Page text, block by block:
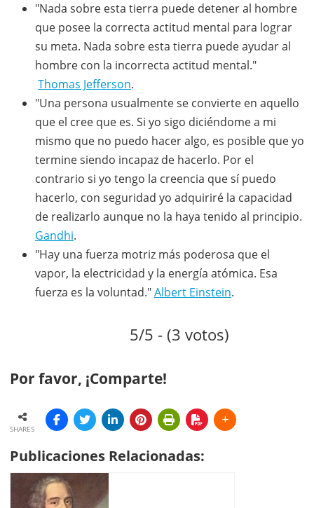
"Nada sobre esta tierra puede detener al hombre
que posee la correcta actitud mental para lograr
su meta. Nada sobre esta tierra puede ayudar al
hombre con la incorrecta actitud mental."
Thomas Jefferson.
"Una persona usualmente se convierte en aquello
que el cree que es. Si yo sigo diciéndome a mi
mismo que no puedo hacer algo, es posible que yo
termine siendo incapaz de hacerlo. Por el
contrario si yo tengo la creencia que sí puedo
hacerlo, con seguridad yo adquiriré la capacidad
de realizarlo aunque no la haya tenido al principio.
Gandhi.
"Hay una fuerza motriz más poderosa que el
vapor, la electricidad y la energía atómica. Esa
fuerza es la voluntad."Albert Einstein.
5/5 - (3 votos)
Por favor, ¡Comparte!
SHARES
Publicaciones Relacionadas: